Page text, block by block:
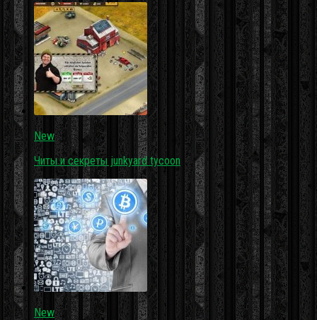
New
Читы и секреты junkyard tycoon
New